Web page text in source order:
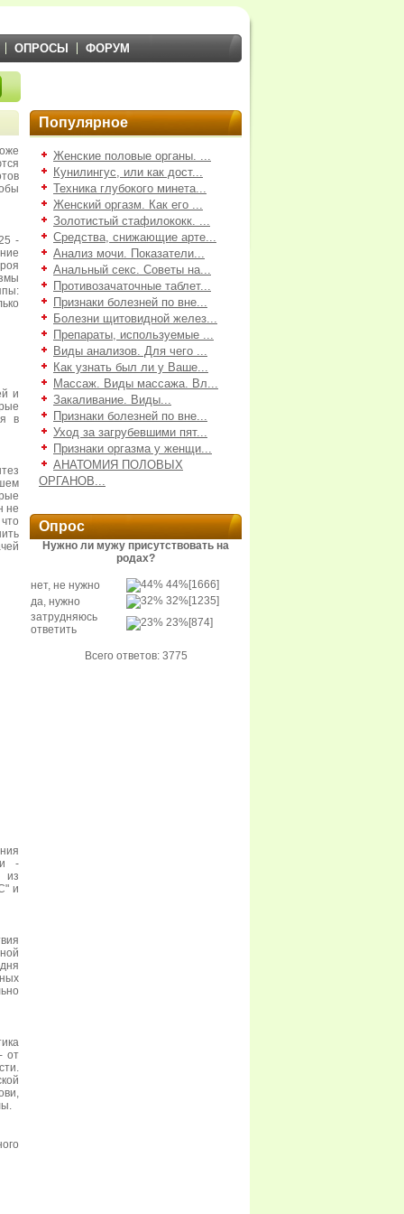
ОПРОСЫ ФОРУМ
-
и
в
не
-
из
и
от
Популярное
Женские половые органы. ...
Кунилингус, или как дост...
Техника глубокого минета...
Женский оргазм. Как его ...
Золотистый стафилококк. ...
Средства, снижающие арте...
Анализ мочи. Показатели...
Анальный секс. Советы на...
Противозачаточные таблет...
Признаки болезней по вне...
Болезни щитовидной желез...
Препараты, используемые ...
Виды анализов. Для чего ...
Как узнать был ли у Ваше...
Массаж. Виды массажа. Вл...
Закаливание. Виды...
Признаки болезней по вне...
Уход за загрубевшими пят...
Признаки оргазма у женщи...
АНАТОМИЯ ПОЛОВЫХ
ОРГАНОВ...
Опрос
Нужно ли мужу присутствовать на
родах?
нет, не нужно 44%[1666]
да, нужно
32%[1235]
затрудняюсь
ответить
23%[874]
Всего ответов: 3775